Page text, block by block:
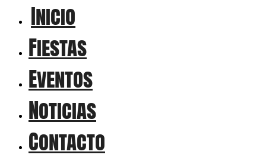
Inicio
Fiestas
Eventos
Noticias
Contacto